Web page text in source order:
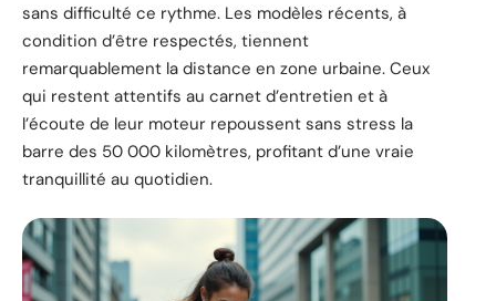
sans difficulté ce rythme. Les modèles récents, à
condition d’être respectés, tiennent
remarquablement la distance en zone urbaine. Ceux
qui restent attentifs au carnet d’entretien et à
l’écoute de leur moteur repoussent sans stress la
barre des 50 000 kilomètres, profitant d’une vraie
tranquillité au quotidien.